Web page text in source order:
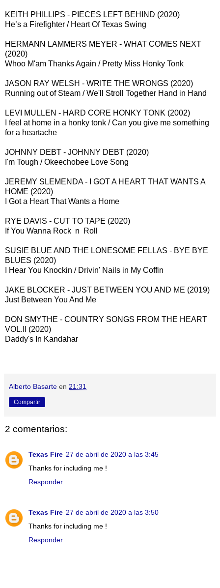
KEITH PHILLIPS - PIECES LEFT BEHIND (2020)
He’s a Firefighter / Heart Of Texas Swing
HERMANN LAMMERS MEYER - WHAT COMES NEXT
(2020)
Whoo M'am Thanks Again / Pretty Miss Honky Tonk
JASON RAY WELSH - WRITE THE WRONGS (2020)
Running out of Steam / We'll Stroll Together Hand in Hand
LEVI MULLEN - HARD CORE HONKY TONK (2002)
I feel at home in a honky tonk / Can you give me something
for a heartache
JOHNNY DEBT - JOHNNY DEBT (2020)
I'm Tough / Okeechobee Love Song
JEREMY SLEMENDA - I GOT A HEART THAT WANTS A
HOME (2020)
I Got a Heart That Wants a Home
RYE DAVIS - CUT TO TAPE (2020)
If You Wanna Rock n Roll
SUSIE BLUE AND THE LONESOME FELLAS - BYE BYE
BLUES (2020)
I Hear You Knockin / Drivin' Nails in My Coffin
JAKE BLOCKER - JUST BETWEEN YOU AND ME (2019)
Just Between You And Me
DON SMYTHE - COUNTRY SONGS FROM THE HEART
VOL.II (2020)
Daddy's In Kandahar
Alberto Basarte en 21:31
Compartir
2 comentarios:
Texas Fire 27 de abril de 2020 a las 3:45
Thanks for including me !
Responder
Texas Fire 27 de abril de 2020 a las 3:50
Thanks for including me !
Responder